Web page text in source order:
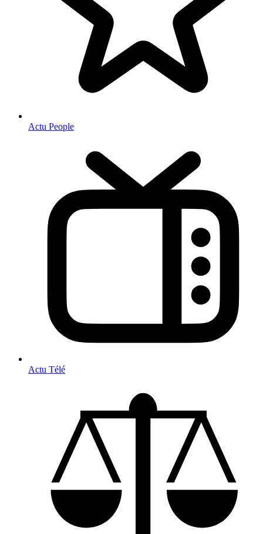
Actu People
Actu Télé